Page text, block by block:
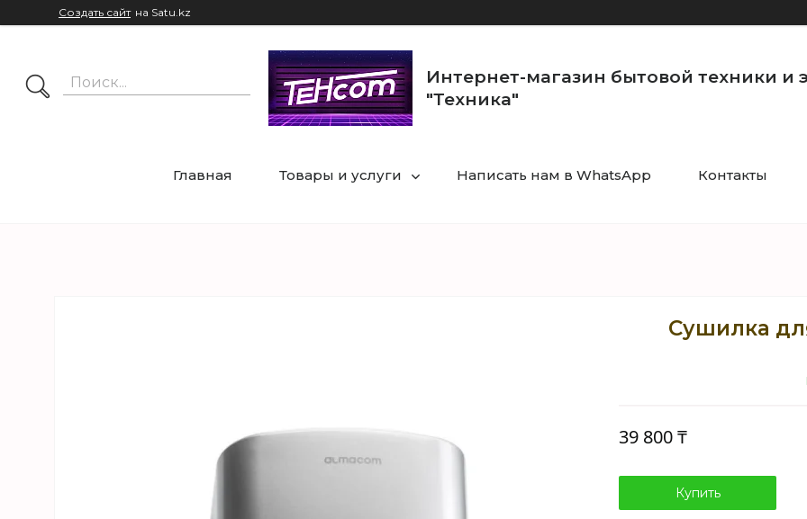
Создать сайт на Satu.kz
Интернет-магазин бытовой техники и
"Техника"
Главная Товары и услуги Написать нам в WhatsApp Контакты
Сушилка
39 800 ₸
Купить